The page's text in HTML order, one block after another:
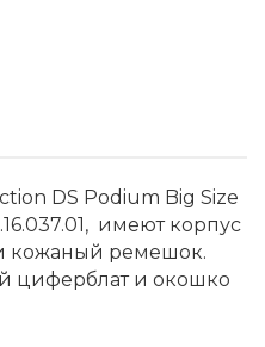
DS Podium Big Size
имеют корпус
кожаный ремешок.
циферблат и окошко